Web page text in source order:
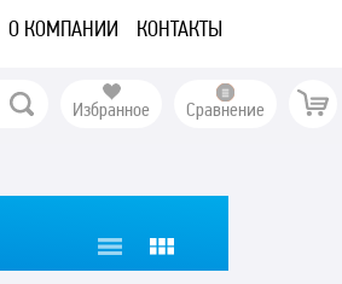
О КОМПАНИИ КОНТАКТЫ
Избранное Сравнение